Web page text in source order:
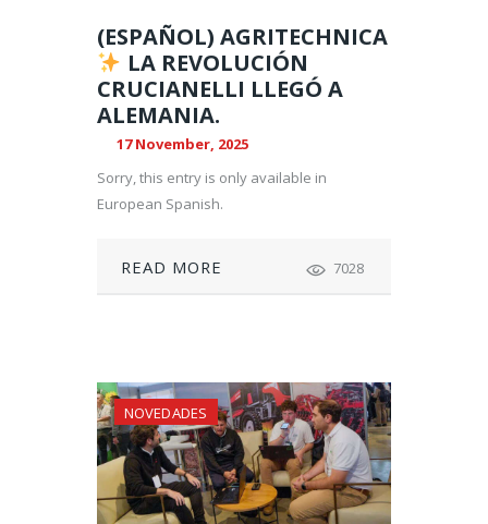
(ESPAÑOL) AGRITECHNICA
LA REVOLUCIÓN
CRUCIANELLI LLEGÓ A
ALEMANIA.
17 November, 2025
Sorry, this entry is only available in
European Spanish.
READ MORE 7028
NOVEDADES